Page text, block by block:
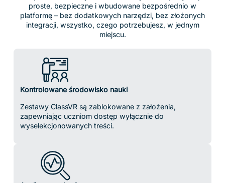
Bezpieczeństwo uczniów na pierwszym miejscu
internetu jest ograniczony, a wszystkie treści są w pełni
kontrolowane przez nauczyciela.
Wstępne pobieranie treści
3D i listy odtwarzaniaz wyprzedzeniem bezpośrednio
na zestawach. Dzięki wstępnie pobranym treściom
uczniowie mogą natychmiast zanurzyć się w VR.